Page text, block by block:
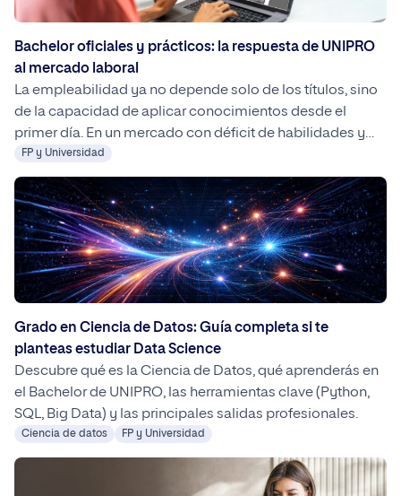
Bachelor oficiales y prácticos: la respuesta de UNIPRO
al mercado laboral
La empleabilidad ya no depende solo de los títulos, sino
de la capacidad de aplicar conocimientos desde el
primer día. En un mercado con déficit de habilidades y
cambios acelerados, los Bachelor prácticos de UNIPRO
ofrecen una formación alineada con las necesidades
reales de las empresas, mejorando la inserción laboral y
el potencial de ingresos.
FP y Universidad
Grado en Ciencia de Datos: Guía completa si te
planteas estudiar Data Science
Descubre qué es la Ciencia de Datos, qué aprenderás en
el Bachelor de UNIPRO, las herramientas clave (Python,
SQL, Big Data) y las principales salidas profesionales.
Ciencia de datos FP y Universidad